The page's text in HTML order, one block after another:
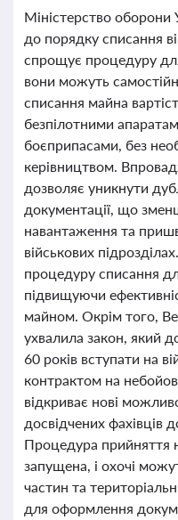
Міністерство оборони
до порядку списання
спрощує процедуру
вони можуть
списання майна
безпілотними
боєприпасами, без
керівництвом.
дозволяє уникнути
документації, що
навантаження та
військових
процедуру списання
підвищуючи
майном. Окрім того,
ухвалила закон, який
60 років вступати на
контрактом на
відкриває нові
досвідчених фахівців
Процедура прийняття
запущена, і охочі
частин та
для оформлення